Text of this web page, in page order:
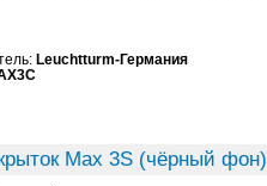
Leuchtturm-Германия
Max 3S (чёрный фон)